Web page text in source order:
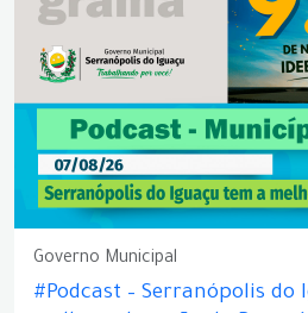
Governo Municipal
#Podcast – Serranópolis do